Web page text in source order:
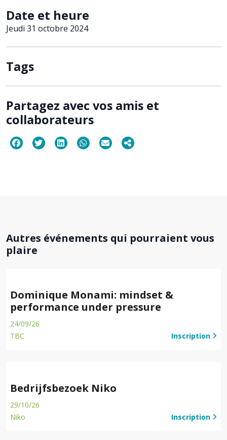
Date et heure
Jeudi 31 octobre 2024
Tags
Partagez avec vos amis et
collaborateurs
Autres événements qui pourraient vous
plaire
Dominique Monami: mindset &
performance under pressure
24/09/26
TBC
Inscription
Bedrijfsbezoek Niko
29/10/26
Niko
Inscription